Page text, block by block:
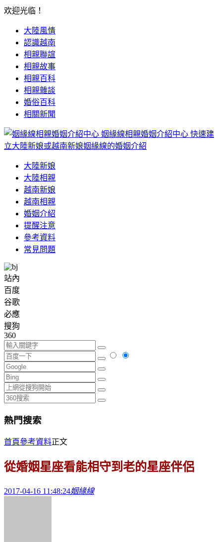
欢迎光临！
大陸風情
認識越南
相親聯誼
相親故事
相親百科
相親雜談
婚俗百科
相關新聞
姻緣線相親婚姻介紹中心 快速建
立大陸新娘或越南新娘姻緣線的婚姻介紹
大陸新娘
大陸相親
越南新娘
越南相親
婚姻介紹
提醒注意
參考資料
常見問題
站內
百度
谷歌
必應
搜狗
360
熱門搜索
首頁參考資料正文
從婚姻星座看能相守到老的星座伴侶
2017-04-16 11:48:24姻緣線